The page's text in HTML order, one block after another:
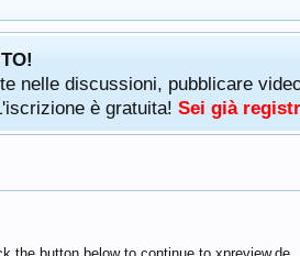
nelle discussioni, pubblicare
è gratuita! Sei già